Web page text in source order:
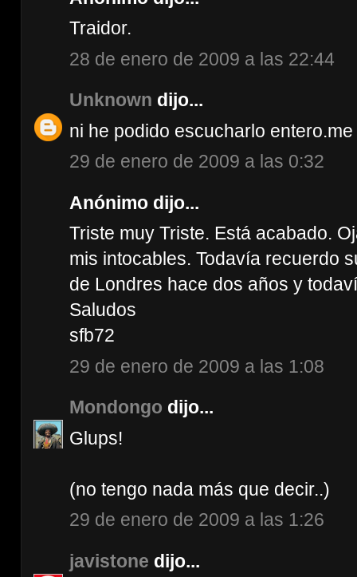
Traidor.
28 de enero de 2009 a las 22:44
Unknown dijo...
ni he podido escucharlo
29 de enero de 2009 a las 0:32
Anónimo dijo...
Triste muy Triste. Está acabado.
mis intocables. Todavía recuerdo
de Londres hace dos años y
Saludos
sfb72
29 de enero de 2009 a las 1:08
Mondongo dijo...
Glups!
(no tengo nada más que decir..)
29 de enero de 2009 a las 1:26
javistone dijo...